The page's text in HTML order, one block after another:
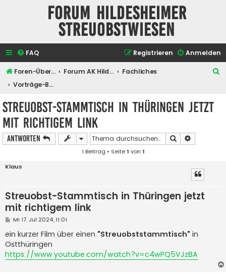
Forum Hildesheimer
Streuobstwiesen
FAQ Anmelden
Registrieren
Foren-Übersicht Forum AK Hildesheimer Streuobstwiesen
Fachliches
Vorträge-Berichte
Streuobst-Stammtisch in Thüringen jetzt
mit richtigem link
Antworten Suche
1 Beitrag • Seite1 von 1
Klaus
Streuobst-Stammtisch in Thüringen jetzt
mit richtigem link
B
i
t
r
a
g
Mi 17. Jul 2024, 11:01
ein kurzer Film über einen "Streuobststammtisch" in
Ostthüringen
https://www.youtube.com/watch?v=c4wPQ5VJzBA